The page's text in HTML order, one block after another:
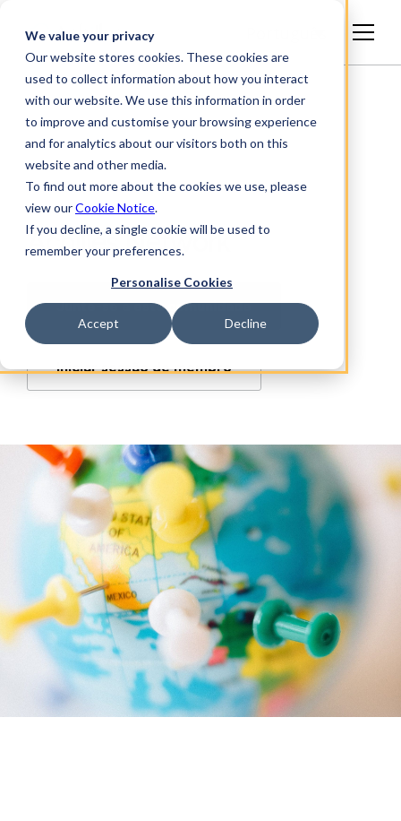
We value your privacy
Our website stores cookies. These cookies are
used to collect information about how you interact
with our website. We use this information in order
to improve and customise your browsing experience
and for analytics about our visitors both on this
website and other media.
To find out more about the cookies we use, please
view ourCookie Notice.
If you decline, a single cookie will be used to
remember your preferences.
Personalise Cookies
Accept Decline
Achilles Network
Junte-se a esta comunidade
Iniciar sessão de membro